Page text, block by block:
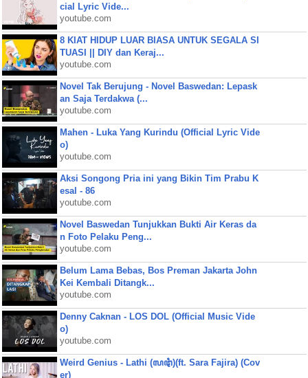
cial Lyric Vide...
youtube.com
8 KIAT HIDUP LUAR BIASA UNTUK SEGALA SI
TUASI || DIY dan Keraj...
youtube.com
Novel Tak Berujung - Novel Baswedan: Lepask
an Saja Terdakwa (...
youtube.com
Mahen - Luka Yang Kurindu (Official Lyric Vide
o)
youtube.com
Aksi Songong Pria ini yang Bikin Tim Prabu K
esal - 86
youtube.com
Novel Baswedan Tunjukkan Bukti Air Keras da
n Foto Pelaku Peng...
youtube.com
Belum Lama Bebas, Bos Preman Jakarta John
Kei Kembali Ditangk...
youtube.com
Denny Caknan - LOS DOL (Official Music Vide
o)
youtube.com
Weird Genius - Lathi (ꦭꦛꦶ)(ft. Sara Fajira) (Cov
er)